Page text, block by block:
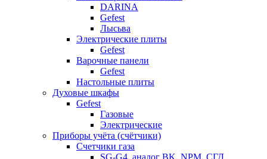
DARINA
Gefest
Лысьва
Электрические плиты
Gefest
Варочные панели
Gefest
Настольные плиты
Духовые шкафы
Gefest
Газовые
Электрические
Приборы учёта (счётчики)
Счетчики газа
SG-G4, аналог BK, NPM, СГД